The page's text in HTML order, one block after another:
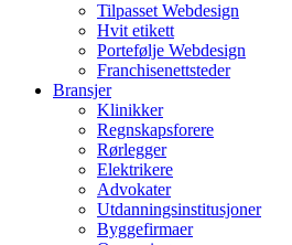
Tilpasset Webdesign
Hvit etikett
Portefølje Webdesign
Franchisenettsteder
Bransjer
Klinikker
Regnskapsforere
Rørlegger
Elektrikere
Advokater
Utdanningsinstitusjoner
Byggefirmaer